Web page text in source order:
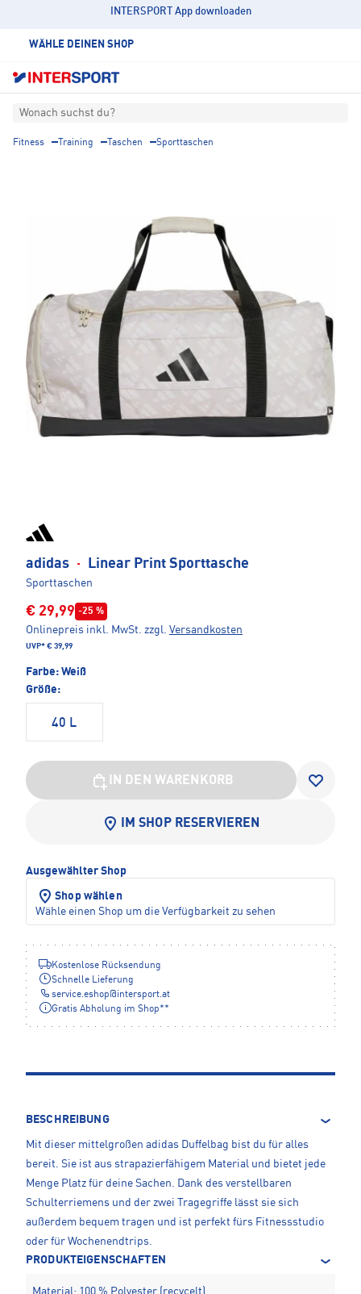
INTERSPORT App downloaden
WÄHLE DEINEN SHOP
Wonach suchst du?
Fitness Training Taschen Sporttaschen
adidas · Linear Print Sporttasche
Sporttaschen
€ 29,99 -25 %
Onlinepreis inkl. MwSt. zzgl. Versandkosten
UVP* € 39,99
Farbe: Weiß
Größe:
40 L
IN DEN WARENKORB
IM SHOP RESERVIEREN
Ausgewählter Shop
Shop wählen
Wähle einen Shop um die Verfügbarkeit zu sehen
Kostenlose Rücksendung
Schnelle Lieferung
service.eshop@intersport.at
Gratis Abholung im Shop**
BESCHREIBUNG
Mit dieser mittelgroßen adidas Duffelbag bist du für alles
bereit. Sie ist aus strapazierfähigem Material und bietet jede
Menge Platz für deine Sachen. Dank des verstellbaren
Schulterriemens und der zwei Tragegriffe lässt sie sich
außerdem bequem tragen und ist perfekt fürs Fitnessstudio
oder für Wochenendtrips.
PRODUKTEIGENSCHAFTEN
Material: 100 % Polyester (recycelt)